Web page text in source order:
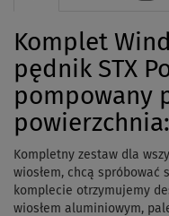
Komplet
pędnik STX
pompowany
Kompletny zestaw dla
wiosłem, chcą spróbować
komplecie otrzymujemy
wiosłem aluminiowym,